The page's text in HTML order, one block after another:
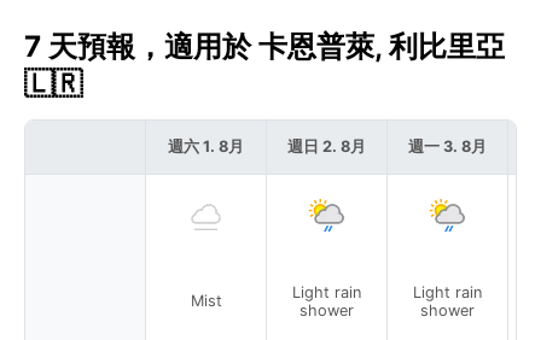
7 天預報，適用於 卡恩普萊, 利比里亞
🇱🇷
週六 1. 8月
Mist
週日 2. 8月
Light rain
shower
週一 3. 8月
Light rain
shower